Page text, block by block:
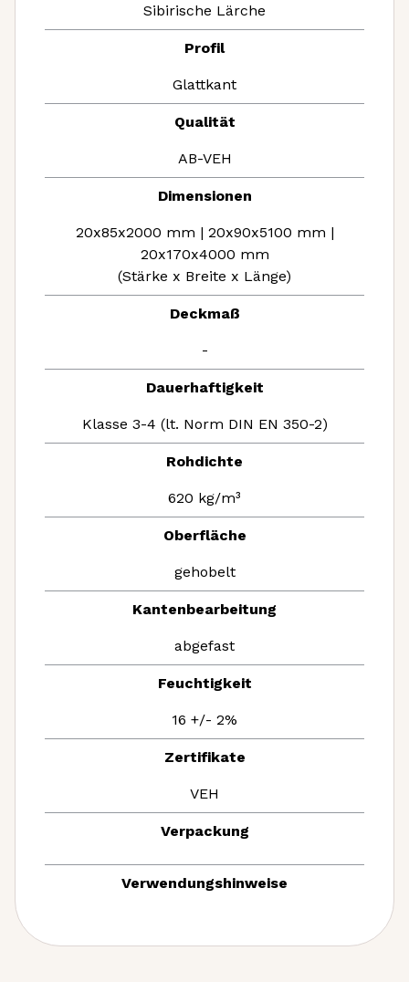
Sibirische Lärche
Profil
Glattkant
Qualität
AB-VEH
Dimensionen
20x85x2000 mm | 20x90x5100 mm |
20x170x4000 mm
(Stärke x Breite x Länge)
Deckmaß
-
Dauerhaftigkeit
Klasse 3-4 (lt. Norm DIN EN 350-2)
Rohdichte
620 kg/m³
Oberfläche
gehobelt
Kantenbearbeitung
abgefast
Feuchtigkeit
16 +/- 2%
Zertifikate
VEH
Verpackung
Verwendungshinweise